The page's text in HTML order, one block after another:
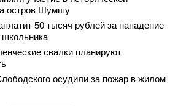
области подорожали на 6%
области подорожали на 6% (фото: